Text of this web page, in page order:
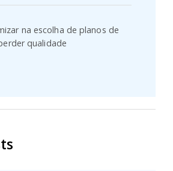
na escolha de planos de
qualidade